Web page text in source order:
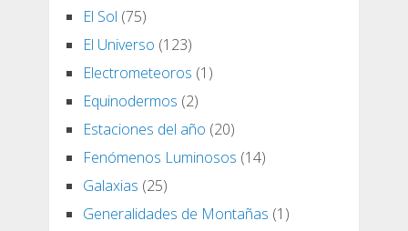
El Sol (75)
El Universo (123)
Electrometeoros (1)
Equinodermos (2)
Estaciones del año (20)
Fenómenos Luminosos (14)
Galaxias (25)
Generalidades de Montañas (1)